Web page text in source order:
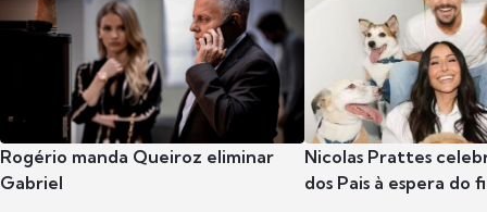
Rogério manda Queiroz eliminar
Gabriel
Nicolas Prattes
dos Pais à espera do